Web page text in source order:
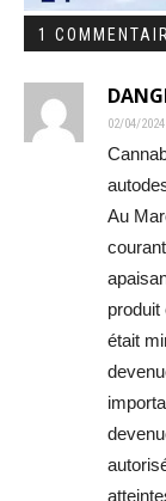
1
02/04/
Au
produit
était